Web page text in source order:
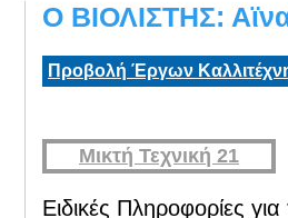
Ο ΒΙΟΛΙΣΤΗΣ:
Προβολή Έργων
Μικτή Τεχνική 21
Ειδικές Πληροφορίες